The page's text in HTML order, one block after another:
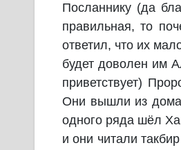
Посланнику (да
правильная, то
ответил, что их
будет доволен им
приветствует)
Они вышли из дома
одного ряда шёл
и они читали